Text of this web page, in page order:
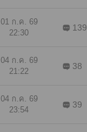
01 ก.ค. 69
22:30
139
04 ก.ค. 69
21:22
38
04 ก.ค. 69
23:54
39